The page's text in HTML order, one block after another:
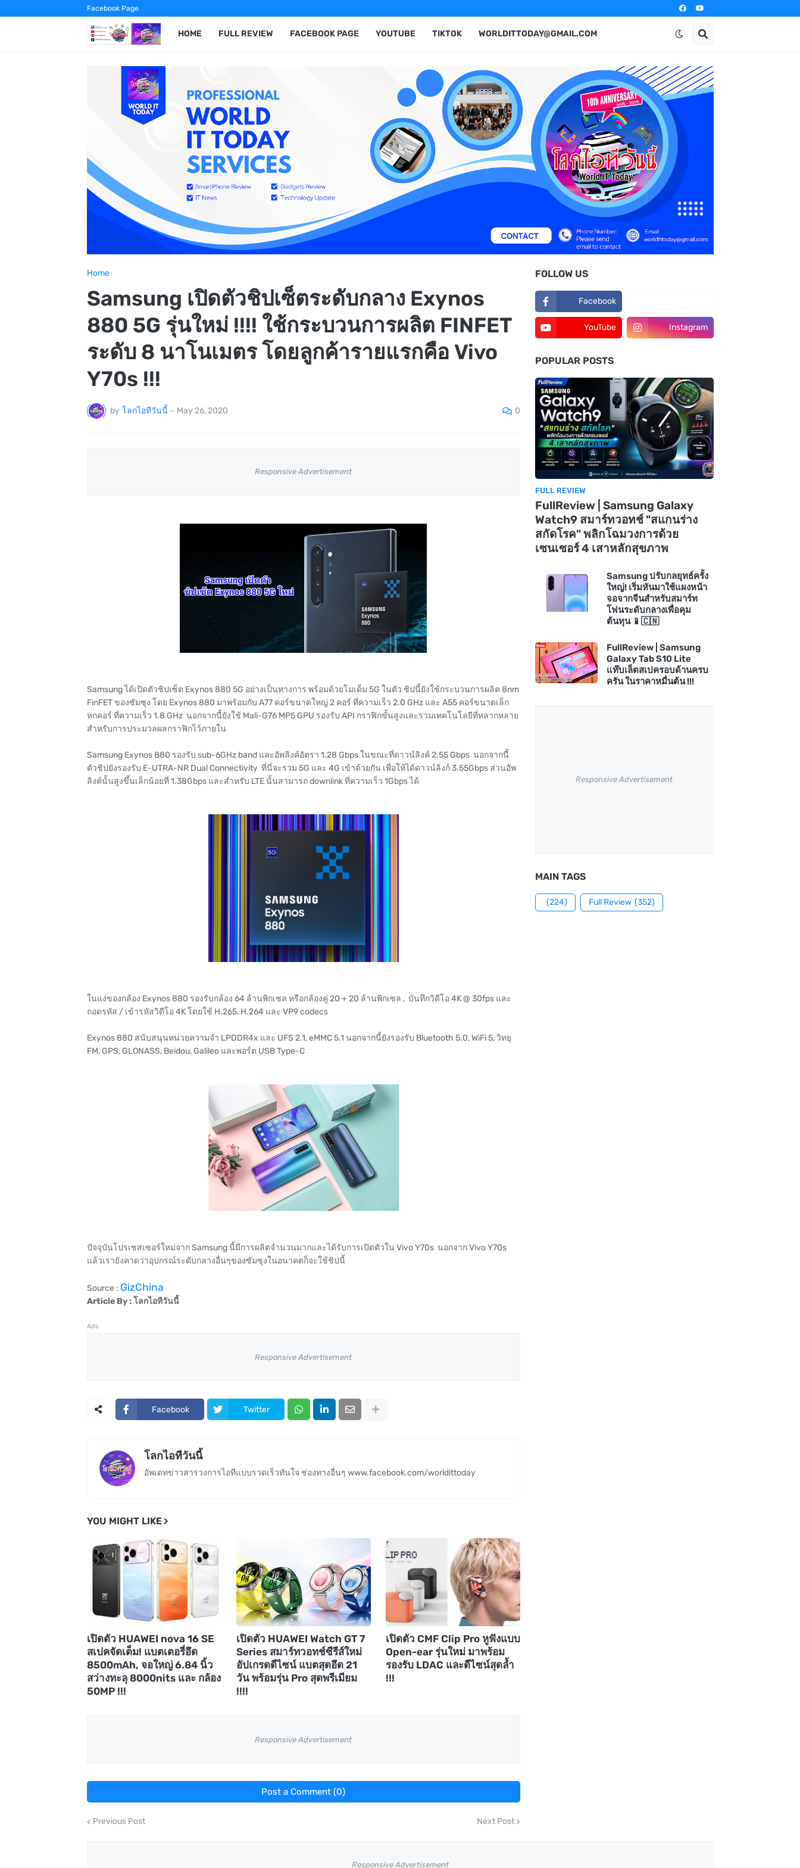
Facebook Page
HOME FULL REVIEW FACEBOOK PAGE YOUTUBE TIKTOK WORLDITTODAY@GMAIL.COM
Home
Samsung เปิดตัวชิปเซ็ตระดับกลาง Exynos
880 5G รุ่นใหม่ !!!! ใช้กระบวนการผลิต FINFET
ระดับ 8 นาโนเมตร โดยลูกค้ารายแรกคือ Vivo
Y70s !!!
by โลกไอทีวันนี้ - May 26, 2020 0
Responsive Advertisement
Samsung ได้เปิดตัวชิปเซ็ต Exynos 880 5G อย่างเป็นทางการ พร้อมด้วยโมเด็ม 5G ในตัว ชิปนี้ยังใช้กระบวนการผลิต 8nm
FinFET ของซัมซุง โดย Exynos 880 มาพร้อมกับ A77 คอร์ขนาดใหญ่ 2 คอร์ ที่ความเร็ว 2.0 GHz และ A55 คอร์ขนาดเล็ก
หกคอร์ ที่ความเร็ว 1.8 GHz นอกจากนี้ยังใช้ Mali-G76 MP5 GPU รองรับ API กราฟิกขั้นสูงและรวมเทคโนโลยีที่หลากหลาย
สำหรับการประมวลผลกราฟิกไว้ภายใน
Samsung Exynos 880 รองรับ sub-6GHz band และอัพลิงค์อัตรา 1.28 Gbps ในขณะที่ดาวน์ลิงค์ 2.55 Gbps นอกจากนี้
ตัวชิปยังรองรับ E-UTRA-NR Dual Connectivity ที่นี่จะรวม 5G และ 4G เข้าด้วยกัน เพื่อให้ได้ดาวน์ลิงก์ 3.55Gbps ส่วนอัพ
ลิงค์นั้นสูงขึ้นเล็กน้อยที่ 1.38Gbps และสำหรับ LTE นั้นสามารถ downlink ที่ความเร็ว 1Gbps ได้
ในแง่ของกล้อง Exynos 880 รองรับกล้อง 64 ล้านพิกเซล หรือกล้องคู่ 20 + 20 ล้านพิกเซล , บันทึกวิดีโอ 4K @ 30fps และ
ถอดรหัส / เข้ารหัสวิดีโอ 4K โดยใช้ H.265, H.264 และ VP9 codecs
Exynos 880 สนับสนุนหน่วยความจำ LPDDR4x และ UFS 2.1, eMMC 5.1 นอกจากนี้ยังรองรับ Bluetooth 5.0, WiFi 5, วิทยุ
FM, GPS, GLONASS, Beidou, Galileo และพอร์ต USB Type-C
ปัจจุบันโปรเซสเซอร์ใหม่จาก Samsung นี้มีการผลิตจำนวนมากและได้รับการเปิดตัวใน Vivo Y70s นอกจาก Vivo Y70s
แล้วเรายังคาดว่าอุปกรณ์ระดับกลางอื่นๆของซัมซุงในอนาคตก็จะใช้ชิปนี้
Source : GizChina
Article By : โลกไอทีวันนี้
Ads
Responsive Advertisement
Facebook Twitter
โลกไอทีวันนี้
อัพเดทข่าวสารวงการไอทีแบบรวดเร็วทันใจ ช่องทางอื่นๆ www.facebook.com/worldittoday
YOU MIGHT LIKE
เปิดตัว HUAWEI nova 16 SE
สเปคจัดเต็ม! แบตเตอรี่อึด
8500mAh, จอใหญ่ 6.84 นิ้ว
สว่างทะลุ 8000nits และ กล้อง
50MP !!!
เปิดตัว HUAWEI Watch GT 7
Series สมาร์ทวอทช์ซีรีส์ใหม่
อัปเกรดดีไซน์ แบตสุดอึด 21
วัน พร้อมรุ่น Pro สุดพรีเมียม
!!!!
เปิดตัว CMF Clip Pro หูฟังแบบ
Open-ear รุ่นใหม่ มาพร้อม
รองรับ LDAC และดีไซน์สุดล้ำ
!!!
Responsive Advertisement
Post a Comment (0)
Previous Post Next Post
FOLLOW US
Facebook
YouTube Instagram
POPULAR POSTS
FULL REVIEW
FullReview | Samsung Galaxy
Watch9 สมาร์ทวอทช์ "สแกนร่าง
สกัดโรค" พลิกโฉมวงการด้วย
เซนเซอร์ 4 เสาหลักสุขภาพ
Samsung ปรับกลยุทธ์ครั้ง
ใหญ่! เริ่มหันมาใช้แผงหน้า
จอจากจีนสำหรับสมาร์ท
โฟนระดับกลางเพื่อคุม
ต้นทุน 📱🇨🇳
FullReview | Samsung
Galaxy Tab S10 Lite
แท๊บเล็ตสเปครอบด้านครบ
ครัน ในราคาหมื่นต้น !!!
Responsive Advertisement
MAIN TAGS
(224) Full Review (352)
Responsive Advertisement